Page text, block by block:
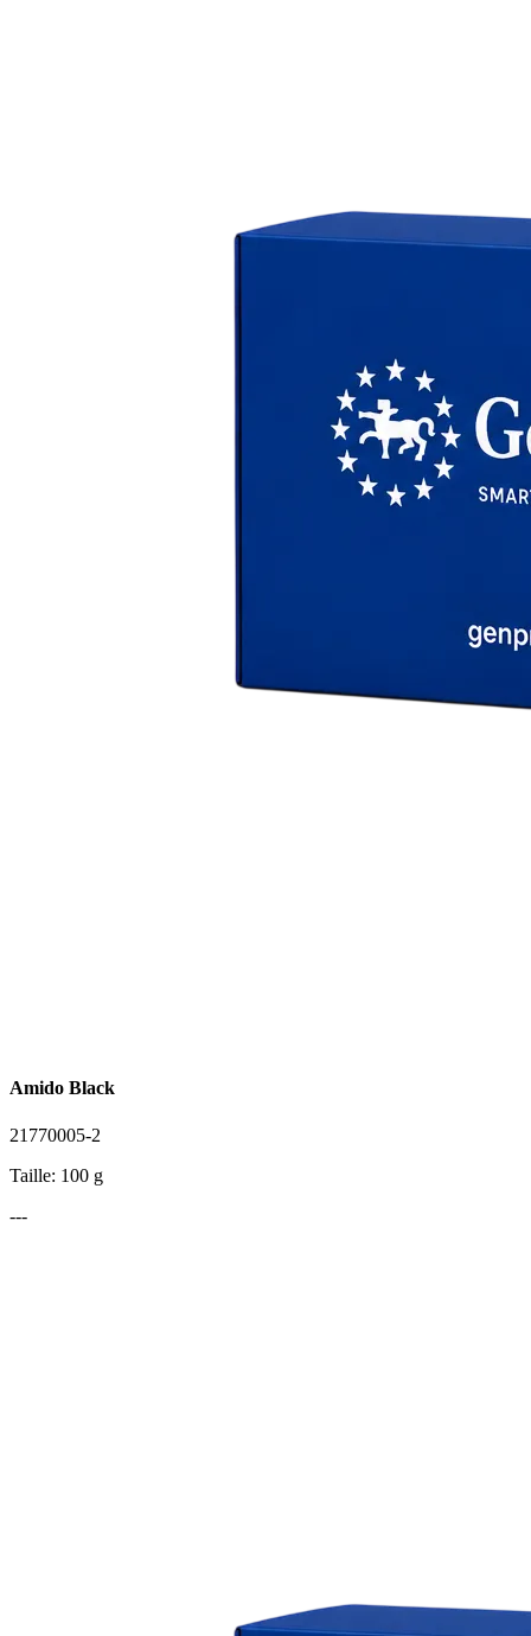
Amido Black
21770005-2
Taille: 100 g
---